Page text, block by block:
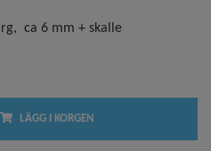
ca 6 mm + skalle
LÄGG I KORGEN